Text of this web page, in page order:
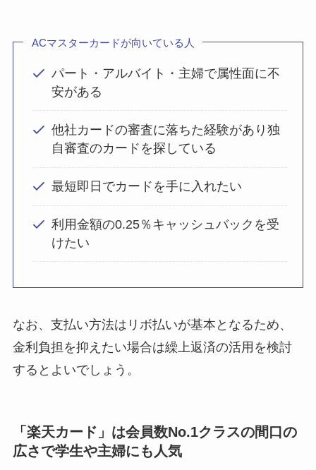
ACマスターカードが向いている人
パート・アルバイト・主婦で属性面に不
安がある
他社カードの審査に落ちた経験があり独
自審査のカードを探している
最短即日でカードを手に入れたい
利用金額の0.25％キャッシュバックを受
けたい
なお、支払い方法はリボ払いが基本となるため、
金利負担を抑えたい場合は繰上返済の活用を検討
するとよいでしょう。
「楽天カード」は会員数No.1クラスの間口の
広さで学生や主婦にも人気